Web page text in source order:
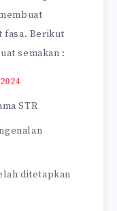
fasa. Berikut
semakan :
STR
ditetapkan